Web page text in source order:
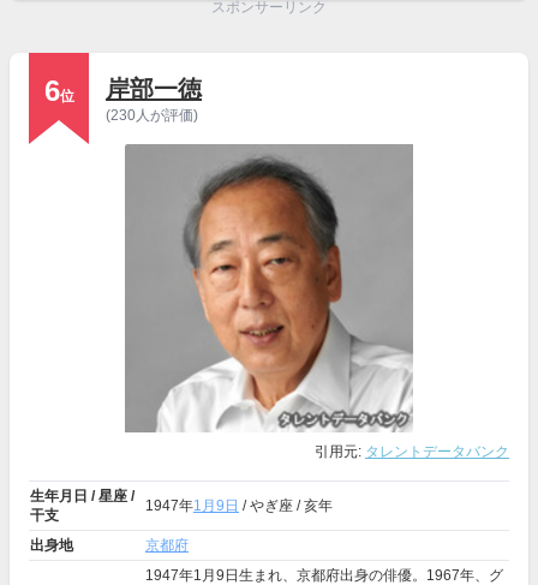
スポンサーリンク
6位 岸部一徳
(230人が評価)
引用元: タレントデータバンク
生年月日 / 星座 /
干支
1947年1月9日 / やぎ座 / 亥年
出身地 京都府
1947年1月9日生まれ、京都府出身の俳優。1967年、グ